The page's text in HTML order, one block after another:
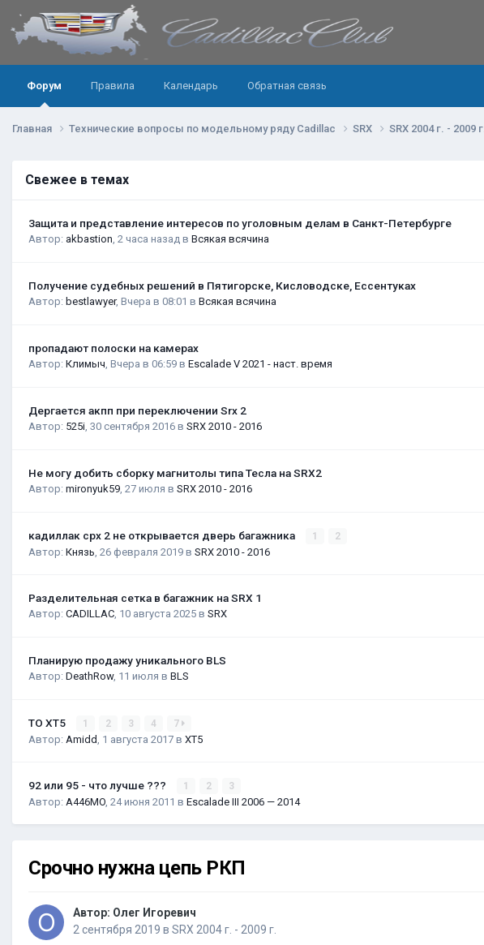
Форум Правила Календарь Обратная связь
Главная Технические вопросы по модельному ряду Cadillac SRX SRX 2004 г. - 2009 г.
Свежее в темах
Защита и представление интересов по уголовным делам в Санкт-Петербурге
Автор: akbastion 2 часа назад в Всякая всячина
Получение судебных решений в Пятигорске, Кисловодске, Ессентуках
Автор: bestlawyer, Вчера в 08:01 в Всякая всячина
пропадают полоски на камерах
Автор: Климыч Вчера в 06:59 в Escalade V 2021 - наст. время
Дергается акпп при переключении Srx 2
Автор: 525i 30 сентября 2016 в SRX 2010 - 2016
Не могу добить сборку магнитолы типа Тесла на SRX2
Автор: mironyuk59 27 июля в SRX 2010 - 2016
кадиллак срх 2 не открывается дверь багажника 1 2
Автор: Князь 26 февраля 2019 в SRX 2010 - 2016
Разделительная сетка в багажник на SRX 1
Автор: CADILLAC 10 августа 2025 в SRX
Планирую продажу уникального BLS
Автор: DeathRow, 11 июля в BLS
ТО XT5 1 2 3 4 7
Автор: Amidd 1 августа 2017 в XT5
92 или 95 - что лучше ??? 1 2 3
Автор: A446MO 24 июня 2011 в Escalade III 2006 — 2014
Срочно нужна цепь РКП
Автор: Олег Игоревич
2 сентября 2019 в SRX 2004 г. - 2009 г.